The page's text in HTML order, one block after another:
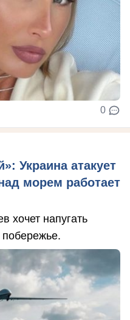
0
Украина атакует
морем работает
хочет напугать